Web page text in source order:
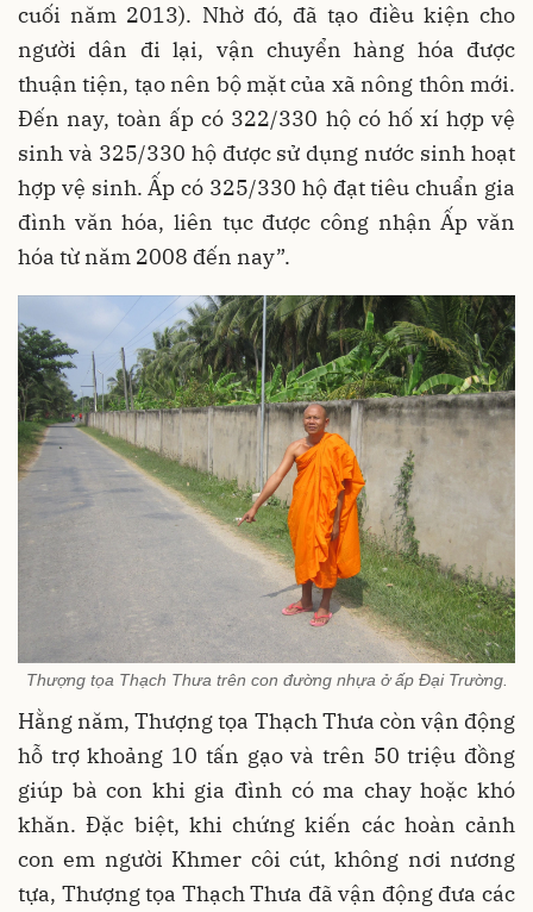
cuối năm 2013). Nhờ đó, đã tạo điều kiện cho
người dân đi lại, vận chuyển hàng hóa được
thuận tiện, tạo nên bộ mặt của xã nông thôn mới.
Ðến nay, toàn ấp có 322/330 hộ có hố xí hợp vệ
sinh và 325/330 hộ được sử dụng nước sinh hoạt
hợp vệ sinh. Ấp có 325/330 hộ đạt tiêu chuẩn gia
đình văn hóa, liên tục được công nhận Ấp văn
hóa từ năm 2008 đến nay”.
Thượng tọa Thạch Thưa trên con đường nhựa ở ấp Ðại Trường.
Hằng năm, Thượng tọa Thạch Thưa còn vận động
hỗ trợ khoảng 10 tấn gạo và trên 50 triệu đồng
giúp bà con khi gia đình có ma chay hoặc khó
khăn. Đặc biệt, khi chứng kiến các hoàn cảnh
con em người Khmer côi cút, không nơi nương
tựa, Thượng tọa Thạch Thưa đã vận động đưa các